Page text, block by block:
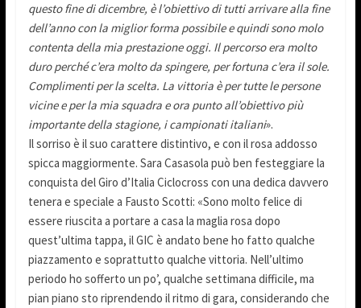
questo fine di dicembre, è l’obiettivo di tutti arrivare alla fine
dell’anno con la miglior forma possibile e quindi sono molo
contenta della mia prestazione oggi. Il percorso era molto
duro perché c’era molto da spingere, per fortuna c’era il sole.
Complimenti per la scelta. La vittoria è per tutte le persone
vicine e per la mia squadra e ora punto all’obiettivo più
importante della stagione, i campionati italiani».
Il sorriso è il suo carattere distintivo, e con il rosa addosso
spicca maggiormente. Sara Casasola può ben festeggiare la
conquista del Giro d’Italia Ciclocross con una dedica davvero
tenera e speciale a Fausto Scotti: «Sono molto felice di
essere riuscita a portare a casa la maglia rosa dopo
quest’ultima tappa, il GIC è andato bene ho fatto qualche
piazzamento e soprattutto qualche vittoria. Nell’ultimo
periodo ho sofferto un po’, qualche settimana difficile, ma
pian piano sto riprendendo il ritmo di gara, considerando che